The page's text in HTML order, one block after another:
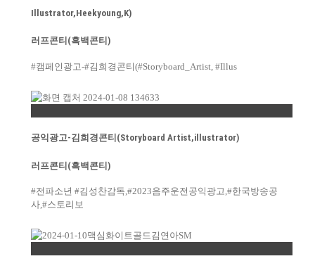
Illustrator,Heekyoung,K)
러프콘티(흑백콘티)
#캠페인광고-#김희경콘티(#Storyboard_Artist, #Illus
공익광고-김희경콘티(Storyboard Artist,illustrator)
러프콘티(흑백콘티)
#전파소년 #김성찬감독,#2023음주운전공익광고,#한국방송공
사,#스토리보